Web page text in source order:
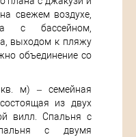
свежем воздухе,
с бассейном,
выходом к пляжу
объединение со
м) – семейная
из двух
вилл. Спальня с
с двумя